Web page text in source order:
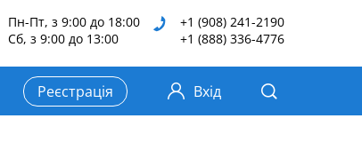
Пн-Пт, з 9:00 до 18:00
Сб, з 9:00 до 13:00
+1 (908) 241-2190
+1 (888) 336-4776
Реєстрація Вхід